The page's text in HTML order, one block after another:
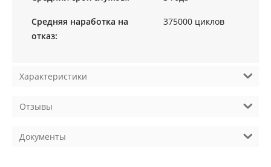
Средняя наработка на
отказ:
375000 циклов
Характеристики
Отзывы
Документы